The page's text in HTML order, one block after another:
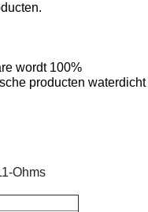
wordt 100%
producten waterdicht
Ohms